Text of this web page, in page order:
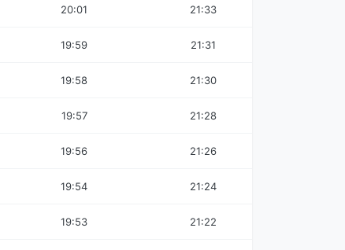
20:01 21:33
19:59 21:31
19:58 21:30
19:57 21:28
19:56 21:26
19:54 21:24
19:53 21:22